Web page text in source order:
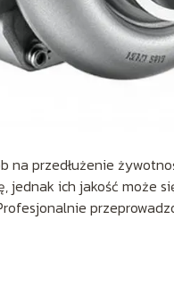
na przedłużenie
jednak ich jakość może